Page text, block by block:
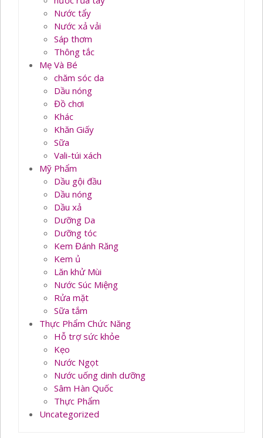
Nước tẩy
Nước xả vải
Sáp thơm
Thông tắc
Mẹ Và Bé
chăm sóc da
Dầu nóng
Đồ chơi
Khác
Khăn Giấy
Sữa
Vali-túi xách
Mỹ Phẩm
Dầu gội đầu
Dầu nóng
Dầu xả
Dưỡng Da
Dưỡng tóc
Kem Đánh Răng
Kem ủ
Lăn khử Mùi
Nước Súc Miệng
Rửa mặt
Sữa tắm
Thực Phẩm Chức Năng
Hỗ trợ sức khỏe
Kẹo
Nước Ngọt
Nước uống dinh dưỡng
Sâm Hàn Quốc
Thực Phẩm
Uncategorized